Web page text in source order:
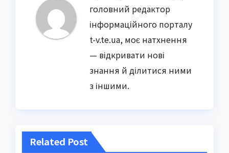
головний редактор
інформаційного порталу
t-v.te.ua, моє натхнення
— відкривати нові
знання й ділитися ними
з іншими.
Related Post